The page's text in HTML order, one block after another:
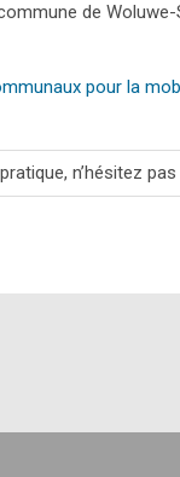
de
pour la
n’hésitez